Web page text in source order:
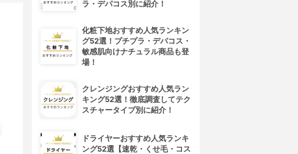
ラ・デパコス別に紹介！
化粧下地おすすめ人気ランキン
グ52選！プチプラ・デパコス・
敏感肌向けナチュラル商品も登
場！
クレンジングおすすめ人気ラン
キング52選！徹底調査してテク
スチャータイプ別に紹介！
ドライヤーおすすめ人気ランキ
ング52選【速乾・くせ毛・コス